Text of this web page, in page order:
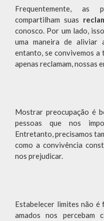
Frequentemente, as
compartilham suas
conosco. Por um lado,
uma maneira de
entanto, se convivemos a
apenas reclamam, nossas
Mostrar preocupação é
pessoas que nos
Entretanto, precisamos
como a convivência
nos prejudicar.
Estabelecer limites não é
amados nos percebam